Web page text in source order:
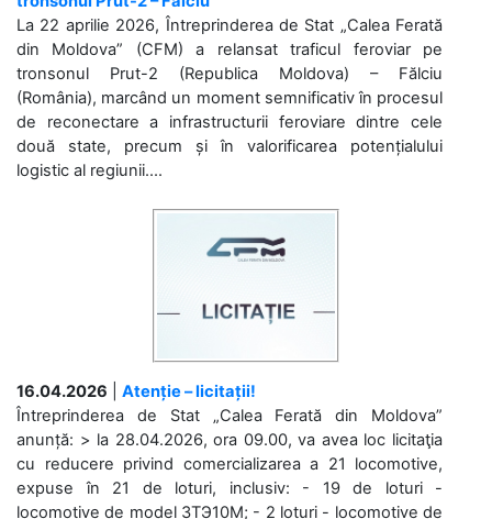
La 22 aprilie 2026, Întreprinderea de Stat „Calea Ferată
din Moldova” (CFM) a relansat traficul feroviar pe
tronsonul Prut-2 (Republica Moldova) – Fălciu
(România), marcând un moment semnificativ în procesul
de reconectare a infrastructurii feroviare dintre cele
două state, precum și în valorificarea potențialului
logistic al regiunii....
16.04.2026
Atenție – licitații!
Întreprinderea de Stat „Calea Ferată din Moldova”
anunță: > la 28.04.2026, ora 09.00, va avea loc licitaţia
cu reducere privind comercializarea a 21 locomotive,
expuse în 21 de loturi, inclusiv: - 19 de loturi -
locomotive de model 3ТЭ10М; - 2 loturi - locomotive de